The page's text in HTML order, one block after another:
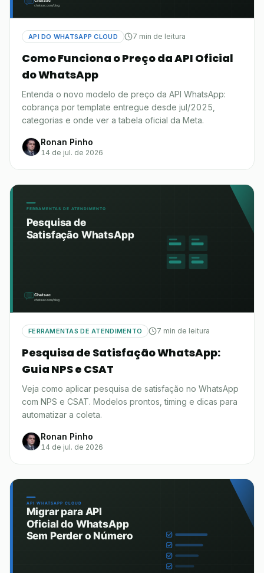
API DO WHATSAPP CLOUD 7 min de leitura
Como Funciona o Preço da API Oficial
do WhatsApp
Entenda o novo modelo de preço da API WhatsApp:
cobrança por template entregue desde jul/2025,
categorias e onde ver a tabela oficial da Meta.
Ronan Pinho
14 de jul. de 2026
FERRAMENTAS DE ATENDIMENTO 7 min de leitura
Pesquisa de Satisfação WhatsApp:
Guia NPS e CSAT
Veja como aplicar pesquisa de satisfação no WhatsApp
com NPS e CSAT. Modelos prontos, timing e dicas para
automatizar a coleta.
Ronan Pinho
14 de jul. de 2026